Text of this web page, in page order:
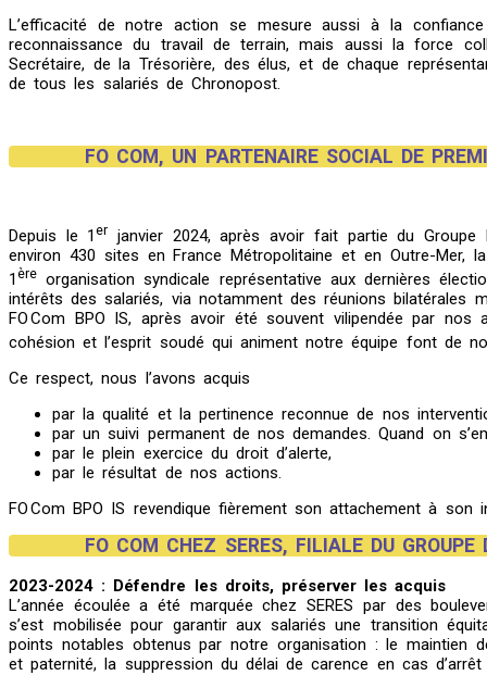
L’efficacité de notre action se mesure aussi à la
reconnaissance du travail de terrain, mais aussi la force
Secrétaire, de la Trésorière, des élus, et de chaque
de tous les salariés de Chronopost.
FO COM, UN PARTENAIRE SOCIAL DE
Depuis le 1er janvier 2024, après avoir fait partie du
environ 430 sites en France Métropolitaine et en Outre-Mer,
1ère organisation syndicale représentative aux dernières
intérêts des salariés, via notamment des réunions bilatérales
FO Com BPO IS, après avoir été souvent vilipendée par nos
cohésion et l’esprit soudé qui animent notre équipe font de
Ce respect, nous l’avons acquis
par la qualité et la pertinence reconnue de nos
par un suivi permanent de nos demandes. Quand on
par le plein exercice du droit d’alerte,
par le résultat de nos actions.
FO Com BPO IS revendique fièrement son attachement à
FO COM CHEZ SERES, FILIALE DU GROUPE
2023-2024 : Défendre les droits, préserver les acquis
L’année écoulée a été marquée chez SERES par des
s’est mobilisée pour garantir aux salariés une transition
points notables obtenus par notre organisation : le maintien
et paternité, la suppression du délai de carence en cas